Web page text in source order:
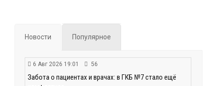
Новости Популярное
6 Авг 2026 19:01 56
Забота о пациентах и врачах: в ГКБ №7 стало ещё